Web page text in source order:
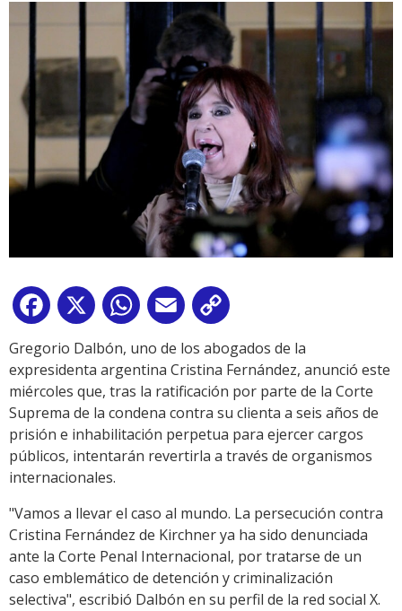
Facebook
X WhatsApp
Email
Link
Gregorio Dalbón, uno de los abogados de la
expresidenta argentina Cristina Fernández, anunció este
miércoles que, tras la ratificación por parte de la Corte
Suprema de la condena contra su clienta a seis años de
prisión e inhabilitación perpetua para ejercer cargos
públicos, intentarán revertirla a través de organismos
internacionales.
"Vamos a llevar el caso al mundo. La persecución contra
Cristina Fernández de Kirchner ya ha sido denunciada
ante la Corte Penal Internacional, por tratarse de un
caso emblemático de detención y criminalización
selectiva", escribió Dalbón en su perfil de la red social X.